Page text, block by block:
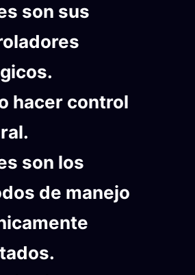
son sus
hacer control
son los
de manejo